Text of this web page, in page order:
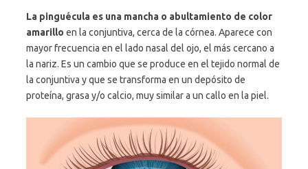
La pinguécula es una mancha o abultamiento de color
amarillo en la conjuntiva, cerca de la córnea. Aparece con
mayor frecuencia en el lado nasal del ojo, el más cercano a
la nariz. Es un cambio que se produce en el tejido normal de
la conjuntiva y que se transforma en un depósito de
proteína, grasa y/o calcio, muy similar a un callo en la piel.